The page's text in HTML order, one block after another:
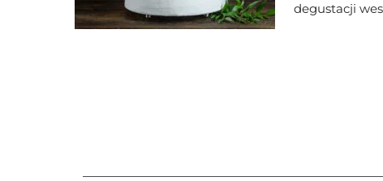
degustacji